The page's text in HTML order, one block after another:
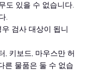
도 있을 수 없습니다.
.
검사 대상이 됩니
, 키보드, 마우스만 허
른 물품은 둘 수 없습